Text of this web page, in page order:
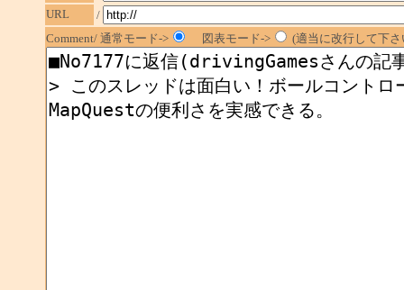
URL
/
Comment/ 通常モード->
図表モード-> (適当に改行して下